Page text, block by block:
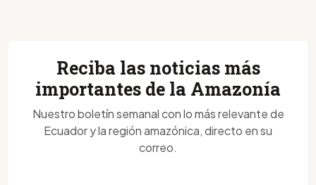
Reciba las noticias más
importantes de la Amazonía
Nuestro boletín semanal con lo más relevante de
Ecuador y la región amazónica, directo en su
correo.